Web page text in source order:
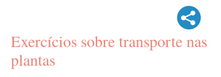
Exercícios sobre transporte nas
plantas